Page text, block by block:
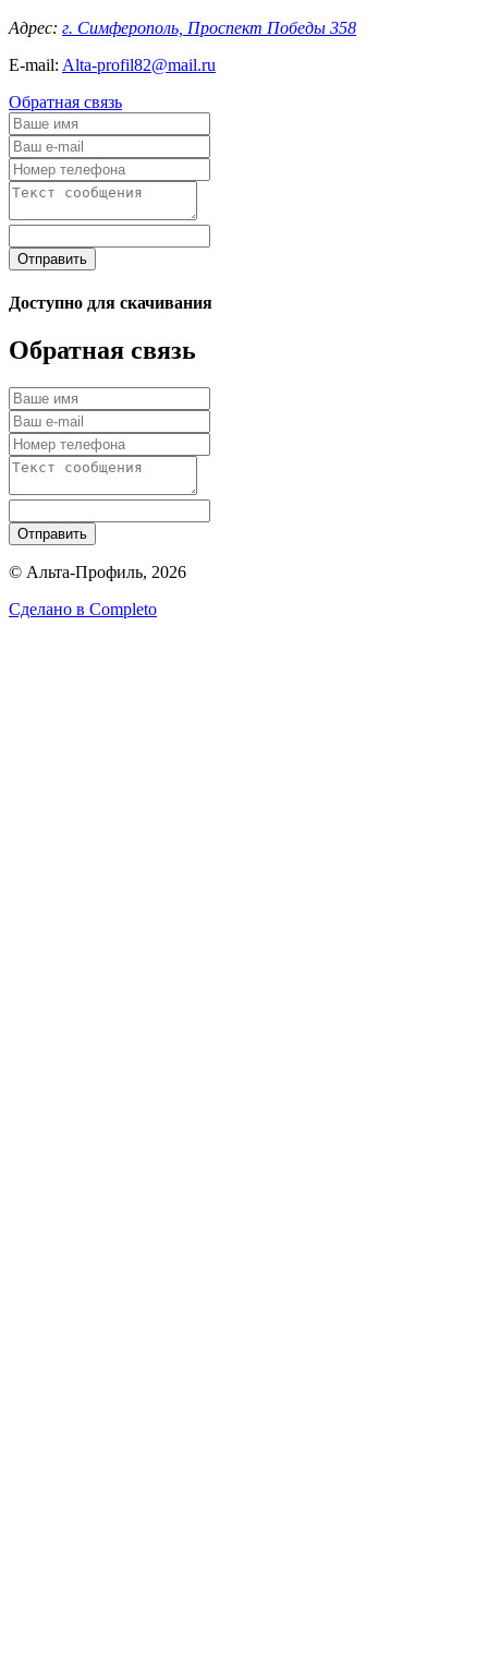
Адрес: г. Симферополь, Проспект Победы 358
E-mail: Alta-profil82@mail.ru
Обратная связь
Отправить
Доступно для скачивания
Обратная связь
Отправить
© Альта-Профиль, 2026
Сделано в Completo